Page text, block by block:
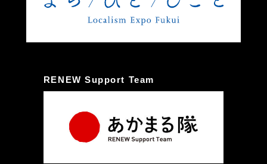
RENEW Support Team